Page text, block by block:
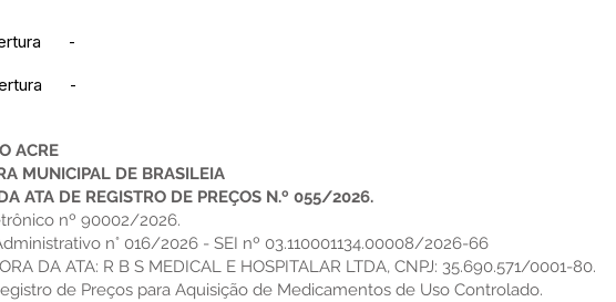
-
-
ACRE
MUNICIPAL DE BRASILEIA
ATA DE REGISTRO DE PREÇOS N.º 055/2026.
nº 90002/2026.
n° 016/2026 - SEI nº 03.110001134.00008/2026-66
DA ATA: R B S MEDICAL E HOSPITALAR LTDA, CNPJ: 35.690.571/0001-80.
de Preços para Aquisição de Medicamentos de Uso Controlado.